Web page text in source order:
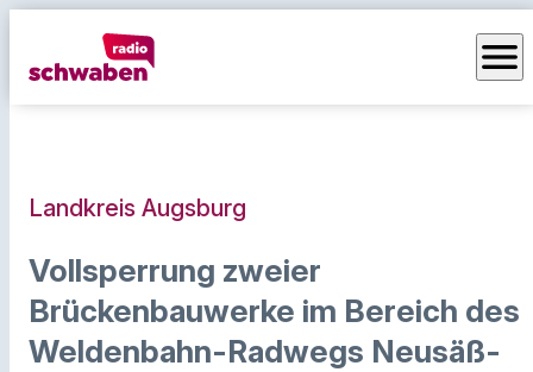
menu
Landkreis Augsburg
Vollsperrung zweier
Brückenbauwerke im Bereich des
Weldenbahn-Radwegs Neusäß-